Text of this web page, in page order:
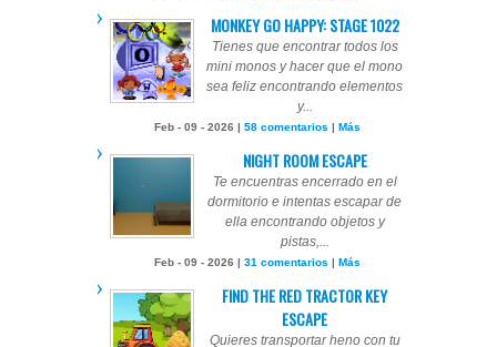
MONKEY GO HAPPY: STAGE 1022
Tienes que encontrar todos los
mini monos y hacer que el mono
sea feliz encontrando elementos
y...
Feb - 09 - 2026 | 58 comentarios | Más
NIGHT ROOM ESCAPE
Te encuentras encerrado en el
dormitorio e intentas escapar de
ella encontrando objetos y
pistas,...
Feb - 09 - 2026 | 31 comentarios | Más
FIND THE RED TRACTOR KEY
ESCAPE
Quieres transportar heno con tu